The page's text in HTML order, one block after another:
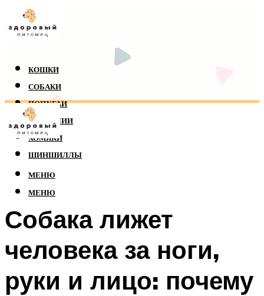
КОШКИ
СОБАКИ
ПОПУГАИ
РЕПТИЛИИ
ХОМЯКИ
ШИНШИЛЛЫ
МЕНЮ
МЕНЮ
Собака лижет
человека за ноги,
руки и лицо: почему